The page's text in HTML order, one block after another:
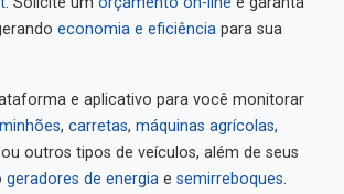
economia e eficiência para sua
e aplicativo para você monitorar
, carretas, máquinas agrícolas,
ou outros tipos de veículos, além de seus
geradores de energia e semirreboques.